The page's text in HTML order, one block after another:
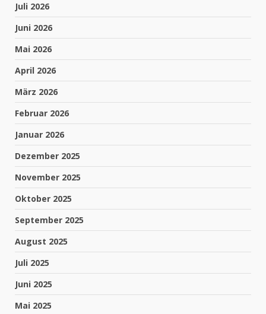
Juli 2026
Juni 2026
Mai 2026
April 2026
März 2026
Februar 2026
Januar 2026
Dezember 2025
November 2025
Oktober 2025
September 2025
August 2025
Juli 2025
Juni 2025
Mai 2025